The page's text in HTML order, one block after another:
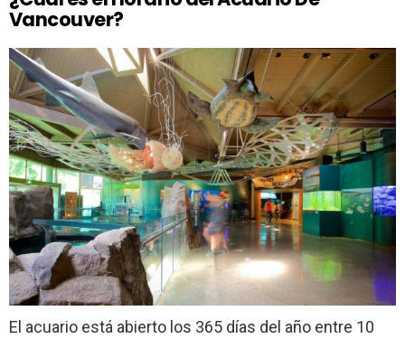
Vancouver?
El acuario está abierto los 365 días del año entre 10